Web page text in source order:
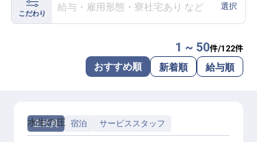
ホテル・宿泊業界情報コラム
転職サポートに申し込む
こだわり
給与・雇用形態・寮社宅あり など 選択
1 ~ 50件/122件
おすすめ順 新着順 給与順
正社員 宿泊 サービススタッフ
水生の庄